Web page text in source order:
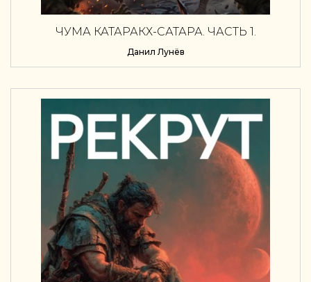
ЧУМА КАТАРАКХ-САТАРА. ЧАСТЬ 1.
Данил Лунёв